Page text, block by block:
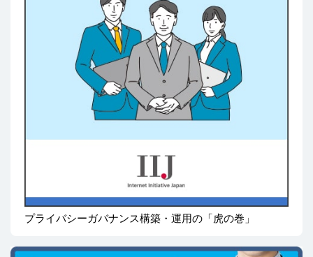
プライバシーガバナンス構築・運用の「虎の巻」